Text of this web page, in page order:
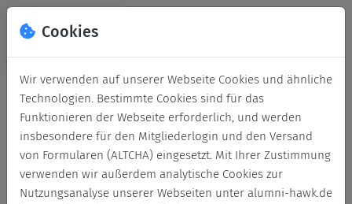
Cookies
Wir verwenden auf unserer Webseite Cookies und ähnliche
Technologien. Bestimmte Cookies sind für das
Funktionieren der Webseite erforderlich, und werden
insbesondere für den Mitgliederlogin und den Versand
von Formularen (ALTCHA) eingesetzt. Mit Ihrer Zustimmung
verwenden wir außerdem analytische Cookies zur
Nutzungsanalyse unserer Webseiten unter alumni-hawk.de